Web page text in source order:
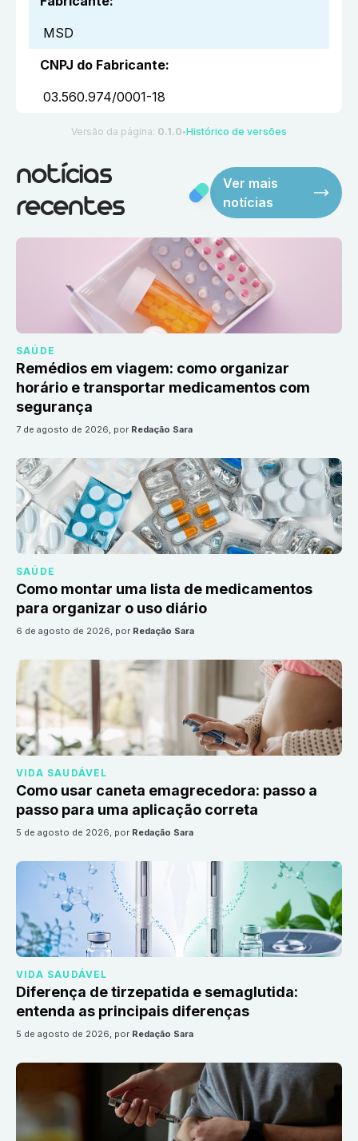
MSD
CNPJ do Fabricante:
03.560.974/0001-18
Versão da página: 0.1.0 ●Histórico de versões
notícias
recentes
Ver mais
notícias
SAÚDE
Remédios em viagem: como organizar
horário e transportar medicamentos com
segurança
7 de agosto de 2026, por Redação Sara
SAÚDE
Como montar uma lista de medicamentos
para organizar o uso diário
6 de agosto de 2026, por Redação Sara
VIDA SAUDÁVEL
Como usar caneta emagrecedora: passo a
passo para uma aplicação correta
5 de agosto de 2026, por Redação Sara
VIDA SAUDÁVEL
Diferença de tirzepatida e semaglutida:
entenda as principais diferenças
5 de agosto de 2026, por Redação Sara